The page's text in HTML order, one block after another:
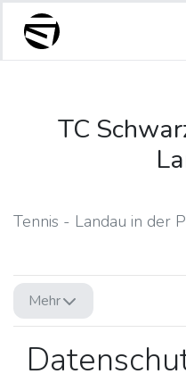
TC
Tennis - Landau in der
Mehr